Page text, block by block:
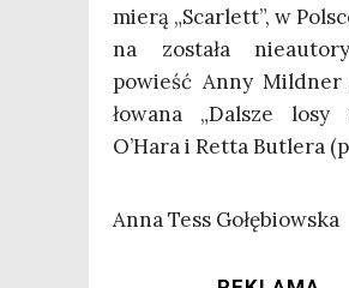
mie­rą „Scar­lett”, w
na zosta­ła
powieść Anny
ło­wa­na „Dal­sze losy
O’Hara i Ret­ta Butle­ra
Anna Tess Gołębiowska